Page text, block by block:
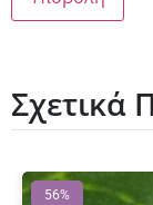
Σχετικά
56%